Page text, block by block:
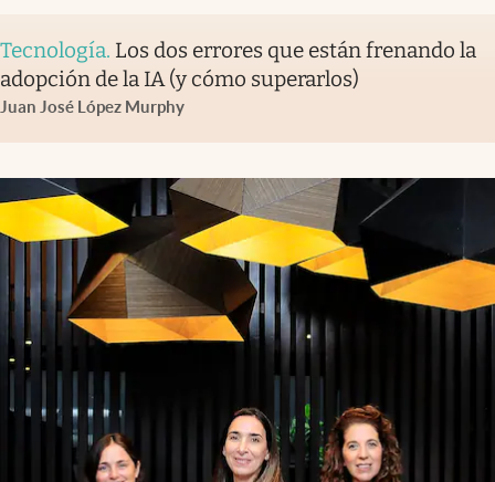
Tecnología. Los dos errores que están frenando la
adopción de la IA (y cómo superarlos)
Juan José López Murphy